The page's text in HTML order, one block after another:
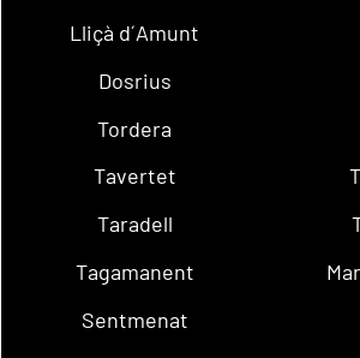
Lliçà d´Amunt
Dosrius
Tordera
Tavertet
Taradell
Tagamanent
Sentmenat